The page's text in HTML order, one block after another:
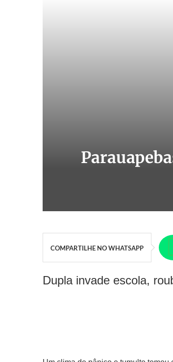
COMPARTILHE NO WHATSAPP
Dupla invade escola,